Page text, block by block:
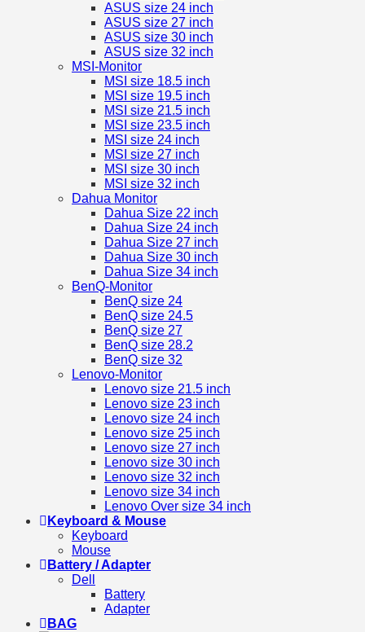
ASUS size 24 inch
ASUS size 27 inch
ASUS size 30 inch
ASUS size 32 inch
MSI-Monitor
MSI size 18.5 inch
MSI size 19.5 inch
MSI size 21.5 inch
MSI size 23.5 inch
MSI size 24 inch
MSI size 27 inch
MSI size 30 inch
MSI size 32 inch
Dahua Monitor
Dahua Size 22 inch
Dahua Size 24 inch
Dahua Size 27 inch
Dahua Size 30 inch
Dahua Size 34 inch
BenQ-Monitor
BenQ size 24
BenQ size 24.5
BenQ size 27
BenQ size 28.2
BenQ size 32
Lenovo-Monitor
Lenovo size 21.5 inch
Lenovo size 23 inch
Lenovo size 24 inch
Lenovo size 25 inch
Lenovo size 27 inch
Lenovo size 30 inch
Lenovo size 32 inch
Lenovo size 34 inch
Lenovo Over size 34 inch
Keyboard & Mouse
Keyboard
Mouse
Battery / Adapter
Dell
Battery
Adapter
BAG